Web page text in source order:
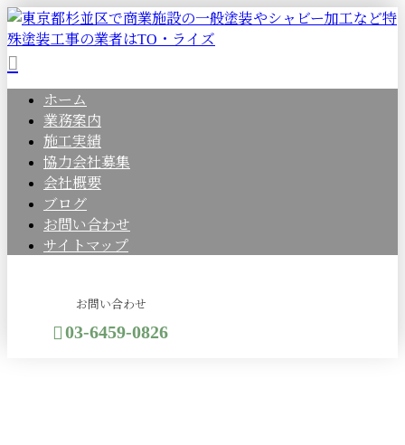
ホーム
業務案内
施工実績
協力会社募集
会社概要
ブログ
お問い合わせ
サイトマップ
お問い合わせ
03-6459-0826